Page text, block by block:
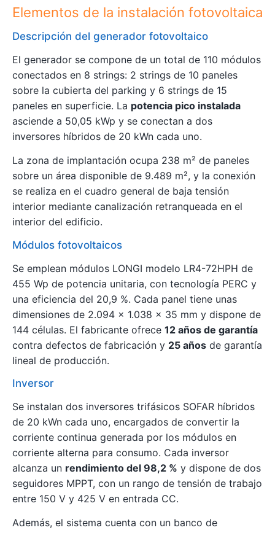
Elementos de la instalación fotovoltaica
Descripción del generador fotovoltaico
El generador se compone de un total de 110 módulos
conectados en 8 strings: 2 strings de 10 paneles
sobre la cubierta del parking y 6 strings de 15
paneles en superficie. La potencia pico instalada
asciende a 50,05 kWp y se conectan a dos
inversores híbridos de 20 kWn cada uno.
La zona de implantación ocupa 238 m² de paneles
sobre un área disponible de 9.489 m², y la conexión
se realiza en el cuadro general de baja tensión
interior mediante canalización retranqueada en el
interior del edificio.
Módulos fotovoltaicos
Se emplean módulos LONGI modelo LR4-72HPH de
455 Wp de potencia unitaria, con tecnología PERC y
una eficiencia del 20,9 %. Cada panel tiene unas
dimensiones de 2.094 × 1.038 × 35 mm y dispone de
144 células. El fabricante ofrece 12 años de garantía
contra defectos de fabricación y 25 años de garantía
lineal de producción.
Inversor
Se instalan dos inversores trifásicos SOFAR híbridos
de 20 kWn cada uno, encargados de convertir la
corriente continua generada por los módulos en
corriente alterna para consumo. Cada inversor
alcanza un rendimiento del 98,2 % y dispone de dos
seguidores MPPT, con un rango de tensión de trabajo
entre 150 V y 425 V en entrada CC.
Además, el sistema cuenta con un banco de